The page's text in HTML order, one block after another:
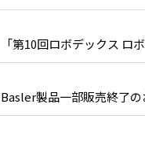
「第10回ロボデックス ロ
Basler製品一部販売終了の